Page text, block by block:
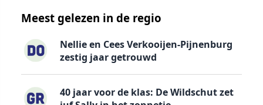
Meest gelezen in de regio
Nellie en Cees Verkooijen-Pijnenburg
zestig jaar getrouwd
40 jaar voor de klas: De Wildschut zet